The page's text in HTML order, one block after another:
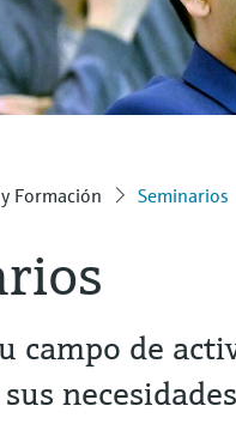
Formación Seminarios
campo de
necesidades